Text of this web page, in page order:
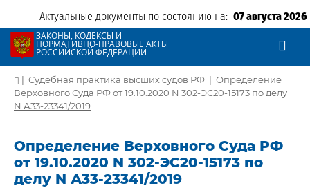
Актуальные документы по состоянию на: 07 августа 2026
ЗАКОНЫ, КОДЕКСЫ И
НОРМАТИВНО-ПРАВОВЫЕ АКТЫ
РОССИЙСКОЙ ФЕДЕРАЦИИ
| Судебная практика высших судов РФ | Определение
Верховного Суда РФ от 19.10.2020 N 302-ЭС20-15173 по делу
N А33-23341/2019
Определение Верховного Суда РФ
от 19.10.2020 N 302-ЭС20-15173 по
делу N А33-23341/2019